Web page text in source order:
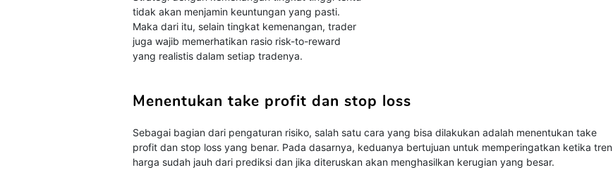
tidak akan menjamin keuntungan yang pasti.
Maka dari itu, selain tingkat kemenangan, trader
juga wajib memerhatikan rasio risk-to-reward
yang realistis dalam setiap tradenya.
Menentukan take profit dan stop loss
Sebagai bagian dari pengaturan risiko, salah satu cara yang bisa dilakukan adalah menentukan take
profit dan stop loss yang benar. Pada dasarnya, keduanya bertujuan untuk memperingatkan ketika tren
harga sudah jauh dari prediksi dan jika diteruskan akan menghasilkan kerugian yang besar.